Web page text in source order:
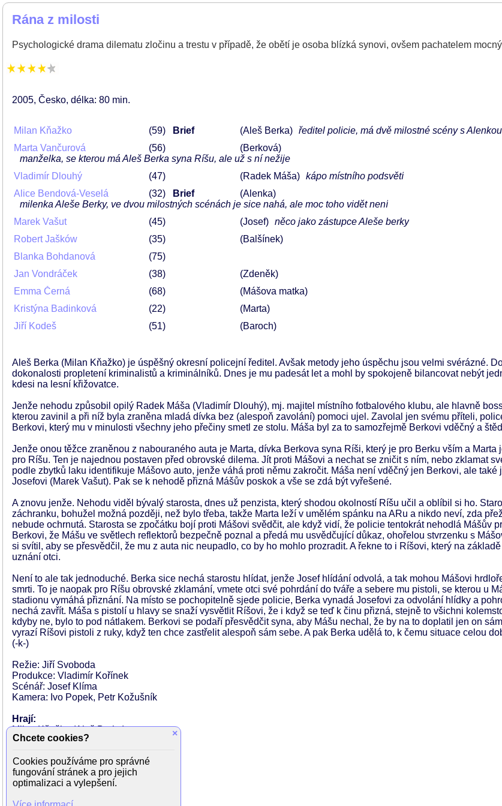
Rána z milosti
Psychologické drama dilematu zločinu a trestu v případě, že obětí je osoba blízká synovi, ovšem pachatelem
2005 Česko délka: 80 min
Milan Kňažko 59 Brief (Aleš Berka) ředitel policie, má dvě milostné scény s Alenkou
Marta Vančurová
56
(Berková)
manželka, se kterou má Aleš Berka syna Ríšu, ale už s ní nežije
Vladimír Dlouhý
47 (Radek Máša) kápo místního podsvětí
Alice Bendová-Veselá
32 Brief
(Alenka)
milenka Aleše Berky, ve dvou milostných scénách je sice nahá, ale moc toho vidět není
Marek Vašut
45 (Josef) něco jako zástupce Aleše berky
Robert Jašków
35
(Balšínek)
Blanka Bohdanová
75
Jan Vondráček
38
(Zdeněk)
Emma Černá
68
(Mášova matka)
Kristýna Badinková
22
(Marta)
Jiří Kodeš
51 (Baroch)
Aleš Berka (Milan Kňažko) je úspěšný okresní policejní ředitel. Avšak metody jeho úspěchu jsou velmi svérázné.
dokonalosti propletení kriminalistů a kriminálníků. Dnes je mu padesát let a mohl by spokojeně bilancovat nebýt
kdesi na lesní křižovatce.
Jenže nehodu způsobil opilý Radek Máša (Vladimír Dlouhý), mj. majitel místního fotbalového klubu, ale hlavně
kterou zavinil a při níž byla zraněna mladá dívka bez (alespoň zavolání) pomoci ujel. Zavolal jen svému příteli,
Berkovi, který mu v minulosti všechny jeho přečiny smetl ze stolu. Máša byl za to samozřejmě Berkovi vděčný a
Jenže onou těžce zraněnou z nabouraného auta je Marta, dívka Berkova syna Ríši, který je pro Berku vším a Marta
pro Ríšu. Ten je najednou postaven před obrovské dilema. Jít proti Mášovi a nechat se zničit s ním, nebo zklamat
podle zbytků laku identifikuje Mášovo auto, jenže váhá proti němu zakročit. Máša není vděčný jen Berkovi, ale také
Josefovi (Marek Vašut). Pak se k nehodě přizná Mášův poskok a vše se zdá být vyřešené.
A znovu jenže. Nehodu viděl bývalý starosta, dnes už penzista, který shodou okolností Ríšu učil a oblíbil si ho.
záchranku, bohužel možná později, než bylo třeba, takže Marta leží v umělém spánku na ARu a nikdo neví, zda
nebude ochrnutá. Starosta se zpočátku bojí proti Mášovi svědčit, ale když vidí, že policie tentokrát nehodlá Mášův
Berkovi, že Mášu ve světlech reflektorů bezpečně poznal a předá mu usvědčující důkaz, ohořelou stvrzenku s
si svítil, aby se přesvědčil, že mu z auta nic neupadlo, co by ho mohlo prozradit. A řekne to i Ríšovi, který na
uznání otci.
Není to ale tak jednoduché. Berka sice nechá starostu hlídat, jenže Josef hlídání odvolá, a tak mohou Mášovi
smrti. To je naopak pro Ríšu obrovské zklamání, vmete otci své pohrdání do tváře a sebere mu pistoli, se kterou u
stadionu vymáhá přiznání. Na místo se pochopitelně sjede policie, Berka vynadá Josefovi za odvolání hlídky a
nechá zavřít. Máša s pistolí u hlavy se snaží vysvětlit Ríšovi, že i když se teď k činu přizná, stejně to všichni
kdyby ne, bylo to pod nátlakem. Berkovi se podaří přesvědčit syna, aby Mášu nechal, že by na to doplatil jen on
vyrazí Ríšovi pistoli z ruky, když ten chce zastřelit alespoň sám sebe. A pak Berka udělá to, k čemu situace celou
(-k-)
Režie: Jiří Svoboda
Produkce: Vladimír Kořínek
Scénář: Josef Klíma
Kamera: Ivo Popek, Petr Kožušník
Hrají:
Milan Kňažko (Aleš Berka)
Vladimír Dlouhý (Radek Máša)
Branislav Holiček (Ríša Berka)
Marek Vašut (Josef)
Alice Veselá (Alena)
×
Chcete cookies?
Cookies používáme pro správné
fungování stránek a pro jejich
optimalizaci a vylepšení.